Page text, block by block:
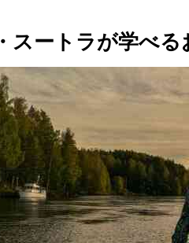
スートラが学べる